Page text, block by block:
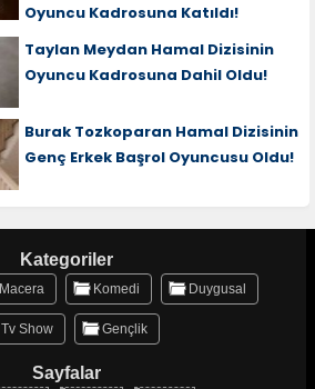
Oyuncu Kadrosuna Katıldı!
Taylan Meydan Hamal Dizisinin
Oyuncu Kadrosuna Dahil Oldu!
Burak Tozkoparan Hamal Dizisinin
Genç Erkek Başrol Oyuncusu Oldu!
Kategoriler
Macera Komedi Duygusal
Tv Show Gençlik
Sayfalar